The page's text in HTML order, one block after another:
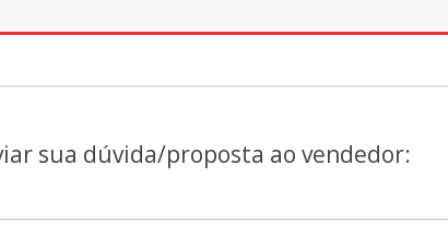
sua dúvida/proposta ao vendedor: